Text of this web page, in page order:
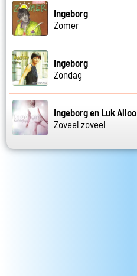
Ingeborg
Zomer
Ingeborg
Zondag
Ingeborg en Luk Alloo
Zoveel zoveel